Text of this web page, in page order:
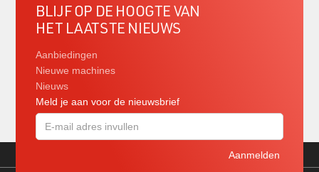
BLIJF OP DE HOOGTE VAN
HET LAATSTE NIEUWS
Aanbiedingen
Nieuwe machines
Nieuws
Meld je aan voor de nieuwsbrief